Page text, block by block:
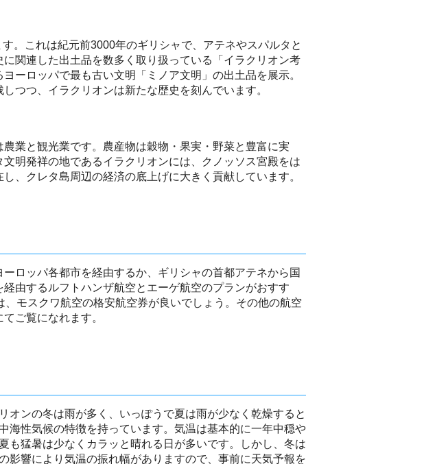
。これは紀元前3000年のギリシャで、アテネやスパルタと
関連した出土品を数多く取り扱っている「イラクリオン考
ーロッパで最も古い文明「ミノア文明」の出土品を展示。
つつ、イラクリオンは新たな歴史を刻んでいます。
業と観光業です。農産物は穀物・果実・野菜と豊富に実
明発祥の地であるイラクリオンには、クノッソス宮殿をは
、クレタ島周辺の経済の底上げに大きく貢献しています。
ロッパ各都市を経由するか、ギリシャの首都アテネから国
由するルフトハンザ航空とエーゲ航空のプランがおすす
モスクワ航空の格安航空券が良いでしょう。その他の航空
ご覧になれます。
の降水量
の気温
オンの冬は雨が多く、いっぽうで夏は雨が少なく乾燥すると
海性気候の特徴を持っています。気温は基本的に一年中穏や
も猛暑は少なくカラッと晴れる日が多いです。しかし、冬は
影響により気温の振れ幅がありますので、事前に天気予報を